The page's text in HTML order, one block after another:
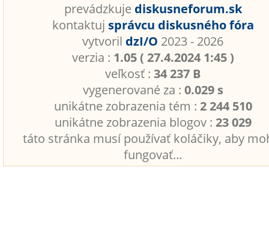
prevádzkuje diskusneforum.sk
kontaktuj správcu diskusného fóra
vytvoril dzI/O 2023 - 2026
verzia : 1.05 ( 27.4.2024 1:45 )
veľkosť :34 237 B
vygenerované za : 0.029 s
unikátne zobrazenia tém : 2 244 510
unikátne zobrazenia blogov : 23 029
táto stránka musí používať koláčiky, aby
fungovať...